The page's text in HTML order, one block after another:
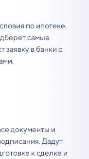
по ипотеке.
самые
заявку в банки с
документы и
Дадут
к сделке и